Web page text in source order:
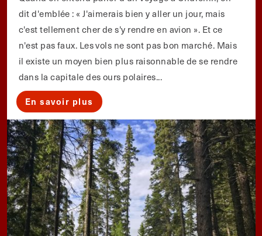
dit d'emblée : « J'aimerais bien y aller un jour, mais
c'est tellement cher de s'y rendre en avion ». Et ce
n'est pas faux. Les vols ne sont pas bon marché. Mais
il existe un moyen bien plus raisonnable de se rendre
dans la capitale des ours polaires...
En savoir plus